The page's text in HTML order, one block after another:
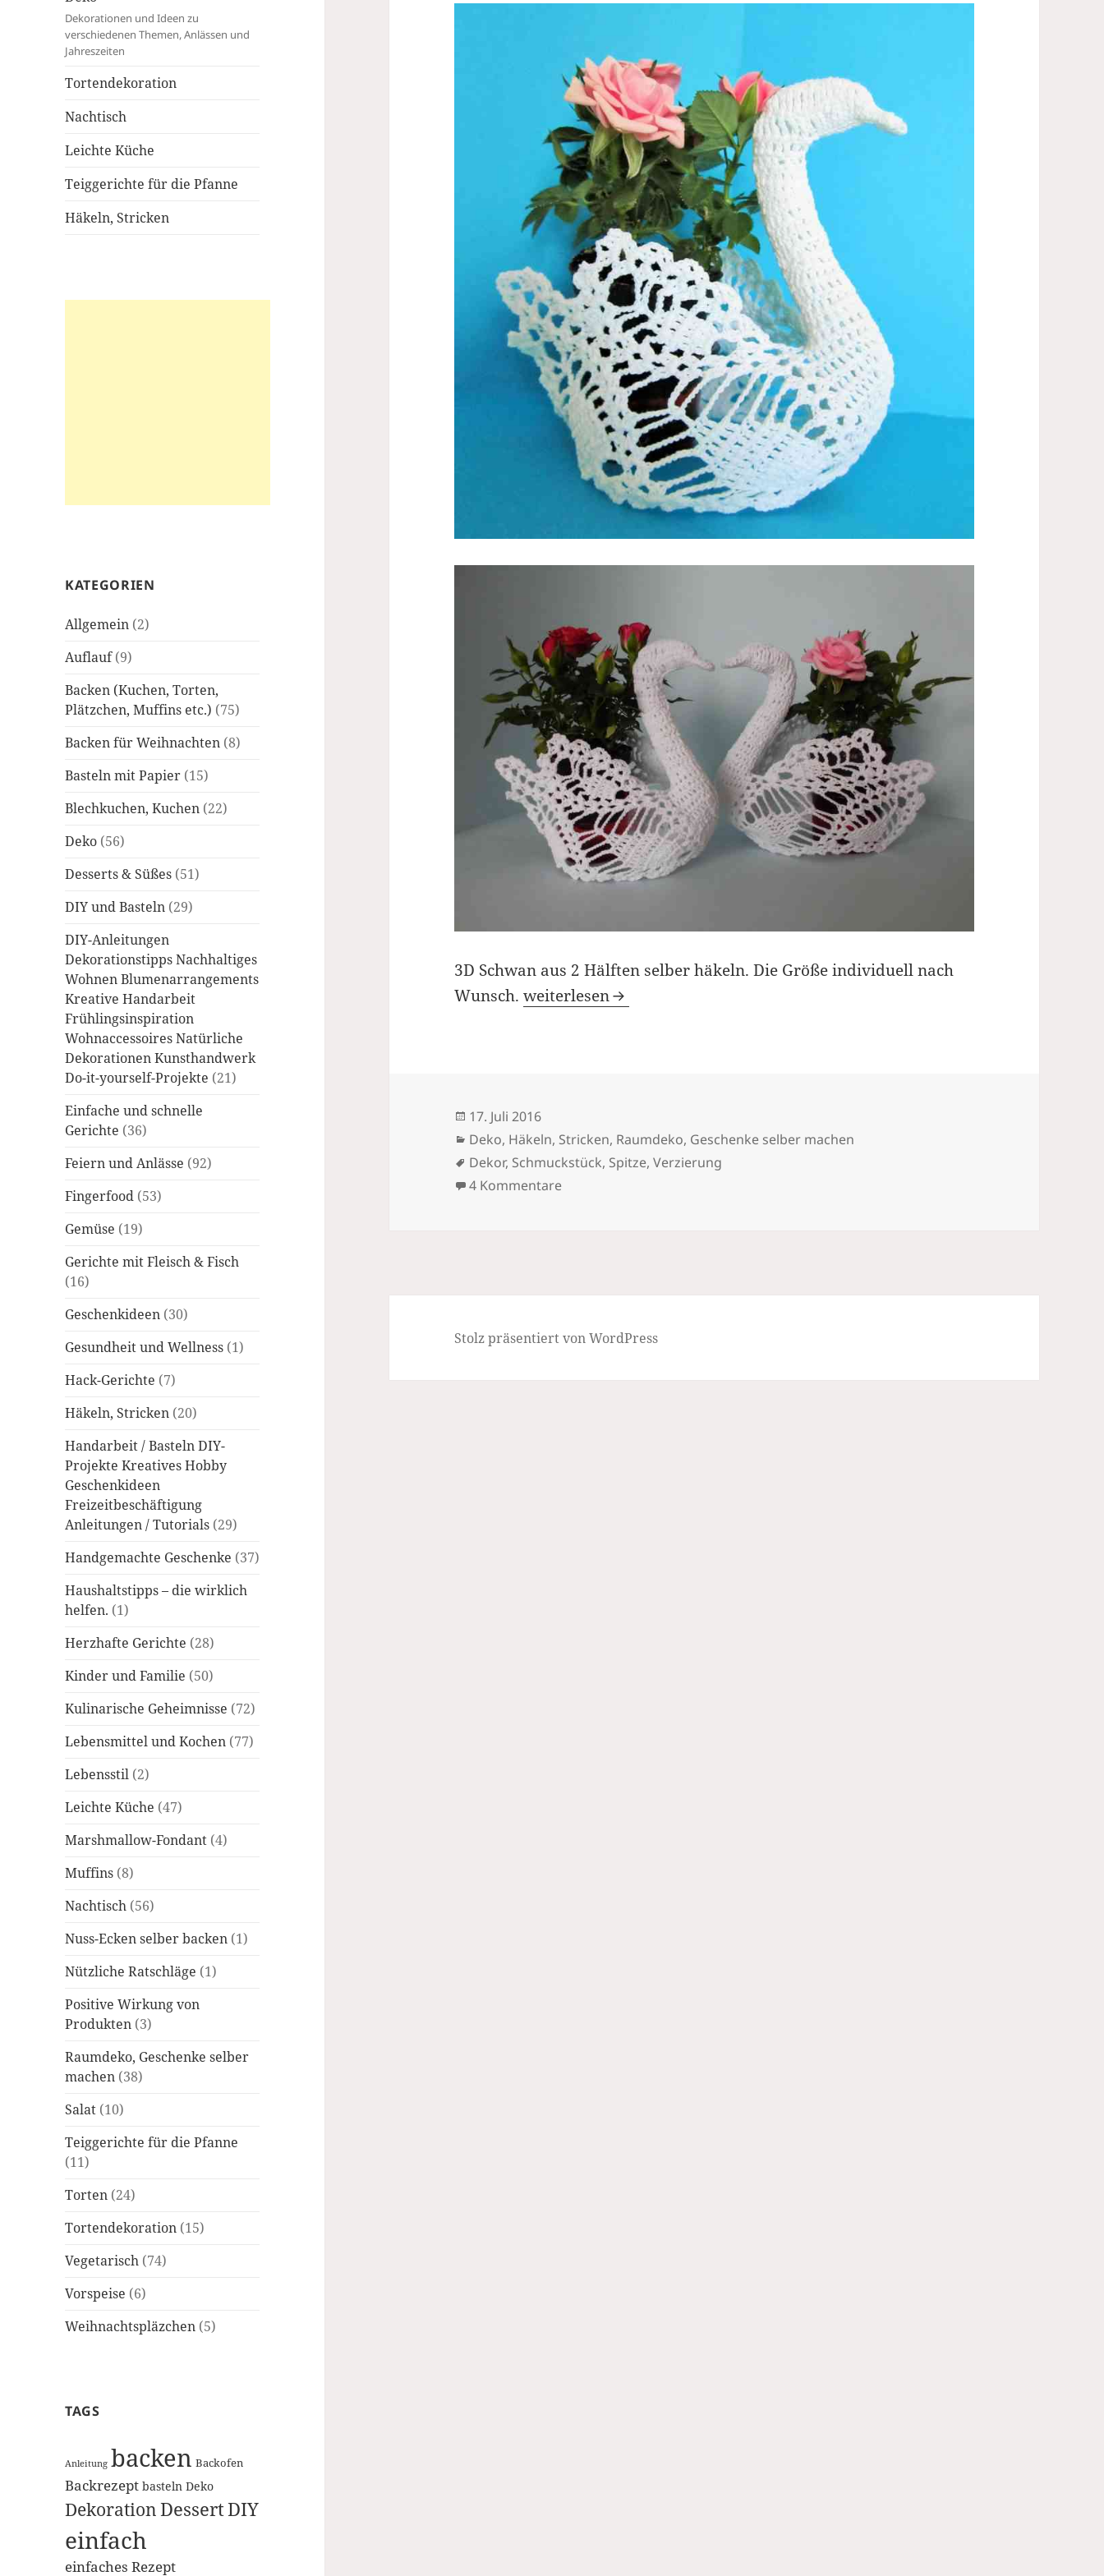
Dekorationen und Ideen zu
verschiedenen Themen, Anlässen und
Jahreszeiten
Tortendekoration
Nachtisch
Leichte Küche
Teiggerichte für die Pfanne
Häkeln, Stricken
KATEGORIEN
Allgemein (2)
Auflauf(9)
Backen (Kuchen, Torten,
Plätzchen, Muffins etc.) (75)
Backen für Weihnachten (8)
Basteln mit Papier (15)
Blechkuchen, Kuchen (22)
Deko (56)
Desserts & Süßes (51)
DIY und Basteln (29)
DIY-Anleitungen
Dekorationstipps Nachhaltiges
Wohnen Blumenarrangements
Kreative Handarbeit
Frühlingsinspiration
Wohnaccessoires Natürliche
Dekorationen Kunsthandwerk
Do-it-yourself-Projekte (21)
Einfache und schnelle
Gerichte (36)
Feiern und Anlässe (92)
Fingerfood (53)
Gemüse (19)
Gerichte mit Fleisch & Fisch
(16)
Geschenkideen (30)
Gesundheit und Wellness (1)
Hack-Gerichte (7)
Häkeln, Stricken (20)
Handarbeit / Basteln DIY-
Projekte Kreatives Hobby
Geschenkideen
Freizeitbeschäftigung
Anleitungen / Tutorials (29)
Handgemachte Geschenke (37)
Haushaltstipps – die wirklich
helfen. (1)
Herzhafte Gerichte (28)
Kinder und Familie (50)
Kulinarische Geheimnisse (72)
Lebensmittel und Kochen (77)
Lebensstil (2)
Leichte Küche (47)
Marshmallow-Fondant (4)
Muffins (8)
Nachtisch (56)
Nuss-Ecken selber backen (1)
Nützliche Ratschläge (1)
Positive Wirkung von
Produkten (3)
Raumdeko, Geschenke selber
machen (38)
Salat (10)
Teiggerichte für die Pfanne
(11)
Torten (24)
Tortendekoration (15)
Vegetarisch (74)
Vorspeise (6)
Weihnachtspläzchen (5)
TAGS
Anleitung backen Backofen
Backrezept basteln Deko
DekorationDessertDIY
einfach
einfaches Rezept
3D Schwan aus 2 Hälften selber häkeln. Die Größe individuell nach
Wunsch.Schöne Deko-Schwäne
weiterlesen
Veröffentlicht
am
17. Juli 2016
Kategorien
Deko, Häkeln, Stricken, Raumdeko, Geschenke selber machen
Schlagwörter
Dekor, Schmuckstück, Spitze,Verzierung
4 Kommentarezu Schöne Deko-Schwäne
Stolz präsentiert von WordPress